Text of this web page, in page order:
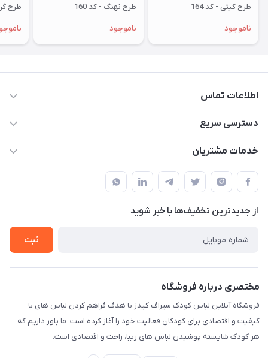
طرح کیتی - کد 164
ناموجود
طرح نهنگ - کد 160
ناموجود
طرح
اطلاعات تماس
09178110667
پاسارگارد۷ – کنار نانوایی – دفتر مجموعه سیراف
دسترسی سریع
حساب کاربری
درباره ما
تماس با ما
خدمات مشتریان
قوانین و مقررات
حریم خصوصی
راهنما
از جدید‌ترین تخفیف‌ها با‌ خبر شوید
ثبت
مختصری درباره فروشگاه
فروشگاه آنلاین لباس کودک سیراف کیدز با هدف فراهم کردن لباس های با
کیفیت و اقتصادی برای کودکان فعالیت خود را آغاز کرده است. ما باور داریم که
هر کودک شایسته پوشیدن لباس های زیبا، راحت و اقتصادی است.